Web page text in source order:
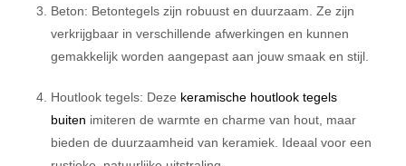
Beton: Betontegels zijn robuust en duurzaam. Ze zijn
verkrijgbaar in verschillende afwerkingen en kunnen
gemakkelijk worden aangepast aan jouw smaak en stijl.
Houtlook tegels: Deze keramische houtlook tegels
buiten imiteren de warmte en charme van hout, maar
bieden de duurzaamheid van keramiek. Ideaal voor een